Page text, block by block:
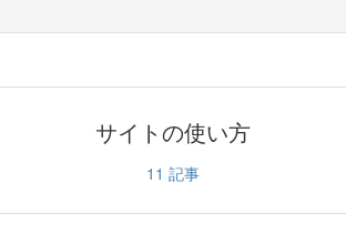
サイトの使い方
11 記事